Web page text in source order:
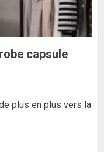
capsule
plus en plus vers la